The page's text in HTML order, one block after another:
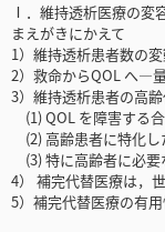
Ⅰ．維持透析医療の変
まえがきにかえて
1）維持透析患者数の
2）救命からQOL へ―
3）維持透析患者の高
(1) QOL を障害する
(2) 高齢患者に特化
(3) 特に高齢者に必
4） 補完代替医療は，
5）補完代替医療の有